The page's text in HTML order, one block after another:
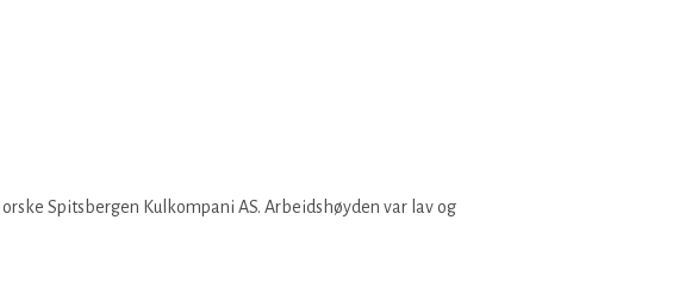
Spitsbergen Kulkompani AS. Arbeidshøyden var lav og